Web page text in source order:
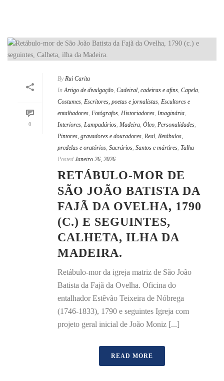
0
By Rui Carita
In Artigo de divulgação, Cadeiral, cadeiras e afins, Capela,
Costumes, Escritores, poetas e jornalistas, Escultores e
entalhadores, Fotógrafos, Historiadores, Imaginária,
Interiores, Lampadários, Madeira, Óleo, Personalidades,
Pintores, gravadores e douradores, Real, Retábulos,
predelas e oratórios, Sacrários, Santos e mártires, Talha
Posted Janeiro 26, 2026
RETÁBULO-MOR DE
SÃO JOÃO BATISTA DA
FAJÃ DA OVELHA, 1790
(C.) E SEGUINTES,
CALHETA, ILHA DA
MADEIRA.
Retábulo-mor da igreja matriz de São João
Batista da Fajã da Ovelha. Oficina do
entalhador Estêvão Teixeira de Nóbrega
(1746-1833), 1790 e seguintes Igreja com
projeto geral inicial de João Moniz [...]
READ MORE